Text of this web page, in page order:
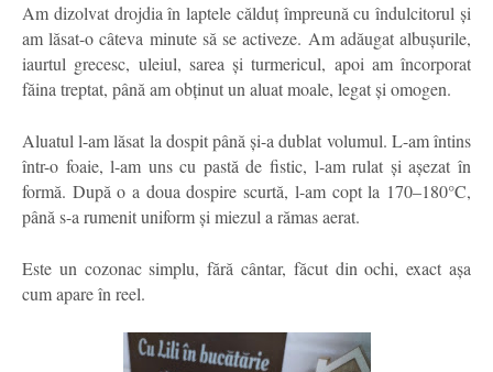
Am dizolvat drojdia în laptele călduț împreună cu îndulcitorul și
am lăsat-o câteva minute să se activeze. Am adăugat albușurile,
iaurtul grecesc, uleiul, sarea și turmericul, apoi am încorporat
făina treptat, până am obținut un aluat moale, legat și omogen.
Aluatul l-am lăsat la dospit până și-a dublat volumul. L-am întins
într-o foaie, l-am uns cu pastă de fistic, l-am rulat și așezat în
formă. După o a doua dospire scurtă, l-am copt la 170–180°C,
până s-a rumenit uniform și miezul a rămas aerat.
Este un cozonac simplu, fără cântar, făcut din ochi, exact așa
cum apare în reel.